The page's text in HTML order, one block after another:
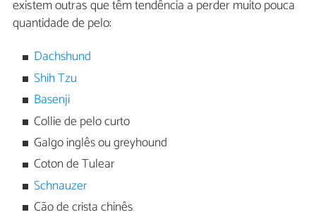
existem outras que têm tendência a perder muito pouca
quantidade de pelo:
Dachshund
Shih Tzu
Basenji
Collie de pelo curto
Galgo inglês ou greyhound
Coton de Tulear
Schnauzer
Cão de crista chinês